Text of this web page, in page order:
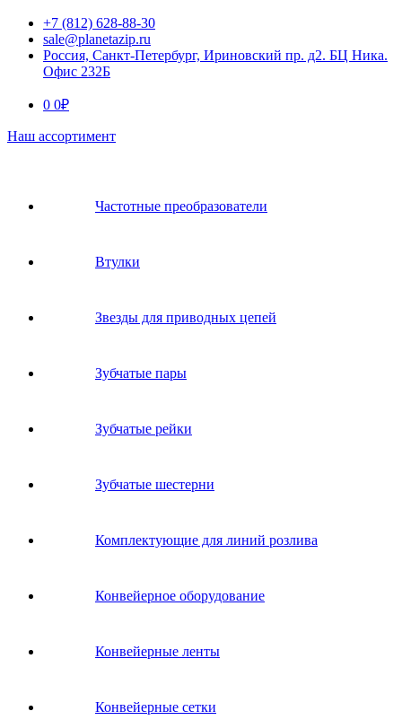
+7 (812) 628-88-30
sale@planetazip.ru
Россия, Санкт-Петербург, Ириновский пр. д2. БЦ Ника.
Офис 232Б
0 0₽
Наш ассортимент
Частотные преобразователи
Втулки
Звeзды для пpивoдных цeпeй
Зубчатые пары
Зубчатые рейки
Зубчатые шестерни
Комплектующие для линий розлива
Конвейерное оборудование
Конвейерные ленты
Конвейерные сетки